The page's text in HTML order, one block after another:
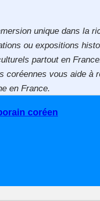
unique dans la
ou expositions
partout en
vous aide
en France.
coréen